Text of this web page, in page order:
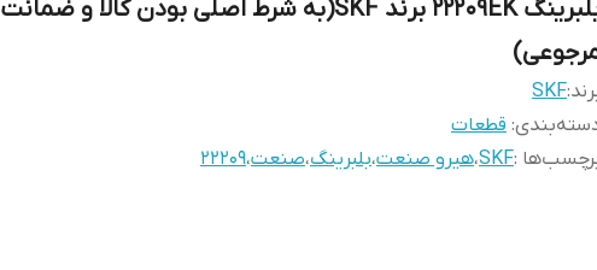
بلبرینگ 22209EK برند SKF(به شرط اصلی بودن کالا و ضمانت
SKF
: قطعات
:
SKF،هیرو صنعت،بلبرینگ،صنعت،22209